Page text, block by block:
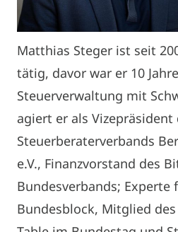
Matthias Steger ist seit
tätig, davor war er 10
Steuerverwaltung mit
agiert er als Vizepräsident
Steuerberaterverbands
e.V., Finanzvorstand des
Bundesverbands; Experte
Bundesblock, Mitglied